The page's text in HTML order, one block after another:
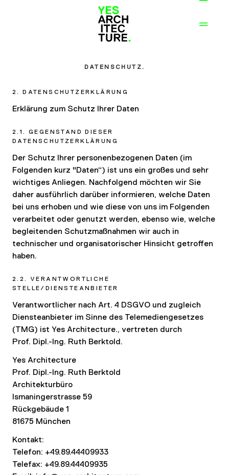
DATENSCHUTZ.
2. DATENSCHUTZERKLÄRUNG
Erklärung zum Schutz Ihrer Daten
2.1. GEGENSTAND DIESER
DATENSCHUTZERKLÄRUNG
Der Schutz Ihrer personenbezogenen Daten (im
Folgenden kurz "Daten“) ist uns ein großes und sehr
wichtiges Anliegen. Nachfolgend möchten wir Sie
daher ausführlich darüber informieren, welche Daten
bei uns erhoben und wie diese von uns im Folgenden
verarbeitet oder genutzt werden, ebenso wie, welche
begleitenden Schutzmaßnahmen wir auch in
technischer und organisatorischer Hinsicht getroffen
haben.
2.2. VERANTWORTLICHE
STELLE/DIENSTEANBIETER
Verantwortlicher nach Art. 4 DSGVO und zugleich
Diensteanbieter im Sinne des Telemediengesetzes
(TMG) ist Yes Architecture., vertreten durch
Prof. Dipl.-Ing. Ruth Berktold.
Yes Architecture
Prof. Dipl.-Ing. Ruth Berktold
Architekturbüro
Ismaningerstrasse 59
Rückgebäude 1
81675 München
Kontakt:
Telefon: +49.89.44409933
Telefax: +49.89.44409935